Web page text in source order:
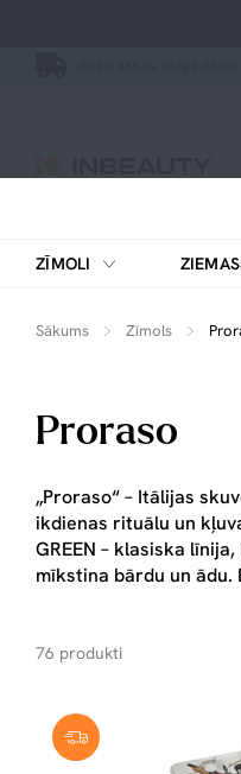
ZĪMOLI
Sākums Zīmols
Proraso
„Proraso“ – Itālijas
ikdienas rituālu un
GREEN – klasiska
mīkstina bārdu un
76 produkti